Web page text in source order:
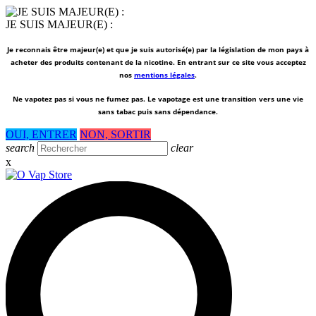
JE SUIS MAJEUR(E) :
Je reconnais être majeur(e) et que je suis autorisé(e) par la législation de mon pays à
acheter des produits contenant de la nicotine. En entrant sur ce site vous acceptez
nos mentions légales.
Ne vapotez pas si vous ne fumez pas. Le vapotage est une transition vers une vie
sans tabac puis sans dépendance.
OUI, ENTRER NON, SORTIR
search
clear
x